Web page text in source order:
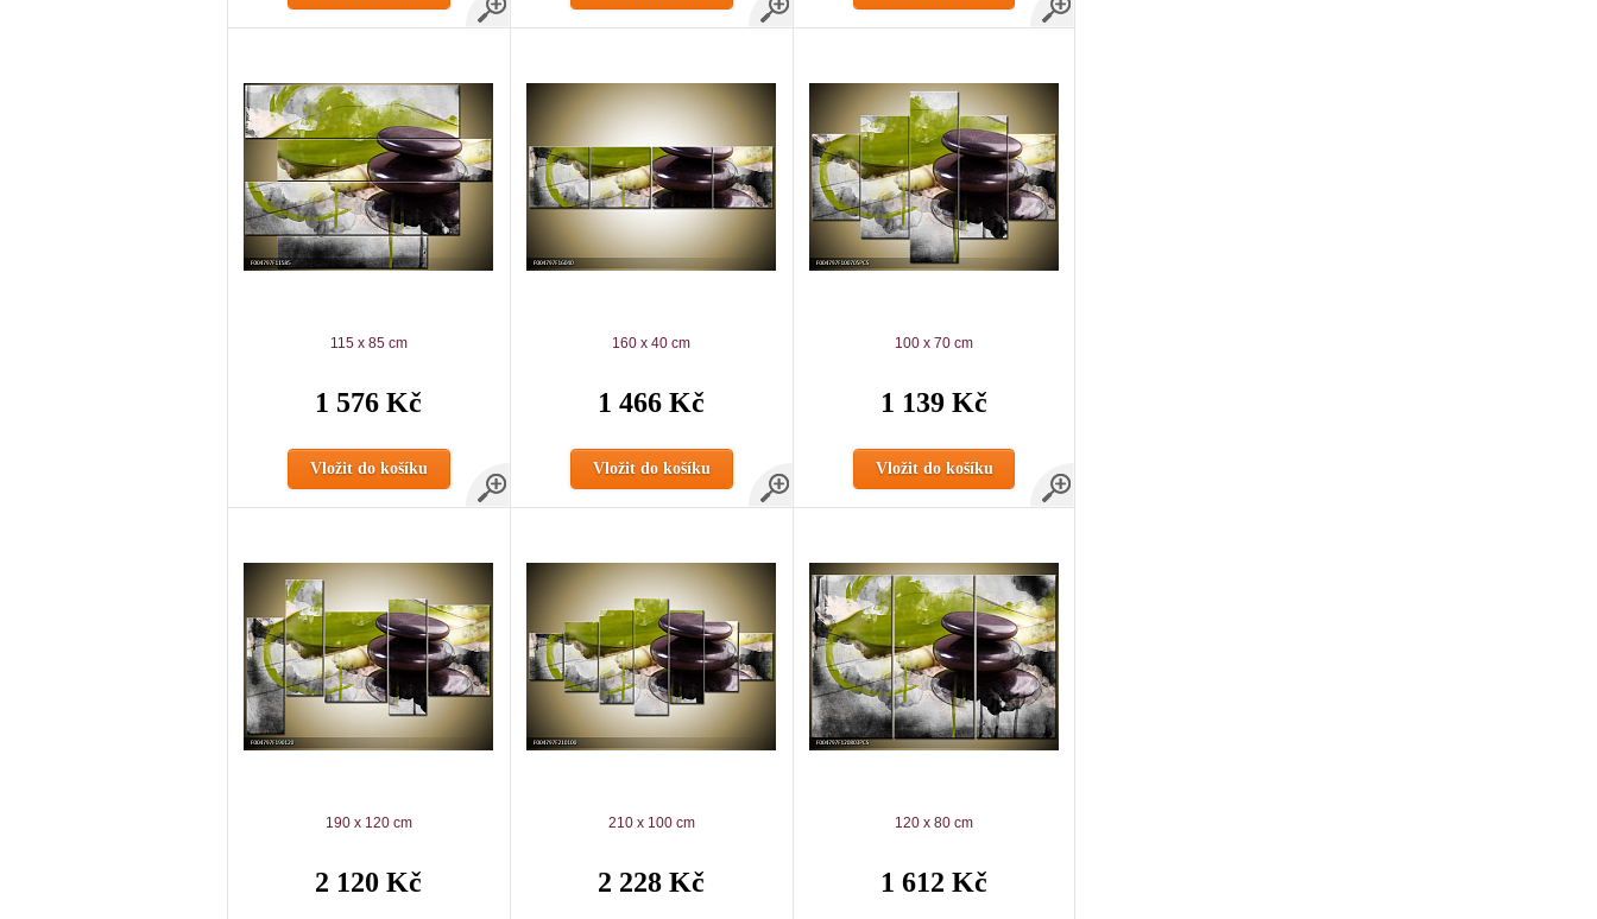
115 x 85 cm
1 576 Kč
Vložit do košíku
160 x 40 cm
1 466 Kč
Vložit do košíku
100 x 70 cm
1 139 Kč
Vložit do košíku
190 x 120 cm
2 120 Kč
210 x 100 cm
2 228 Kč
120 x 80 cm
1 612 Kč